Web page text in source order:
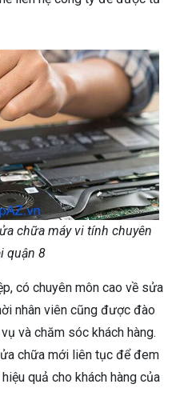
chữa máy vi tính chuyên
quận 8
có chuyên môn cao về sửa
nhân viên cũng được đào
và chăm sóc khách hàng.
chữa mới liên tục để đem
quả cho khách hàng của